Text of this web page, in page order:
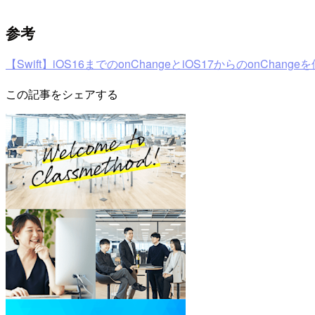
参考
【Swift】iOS16までのonChangeとiOS17からのonChangeを
この記事をシェアする